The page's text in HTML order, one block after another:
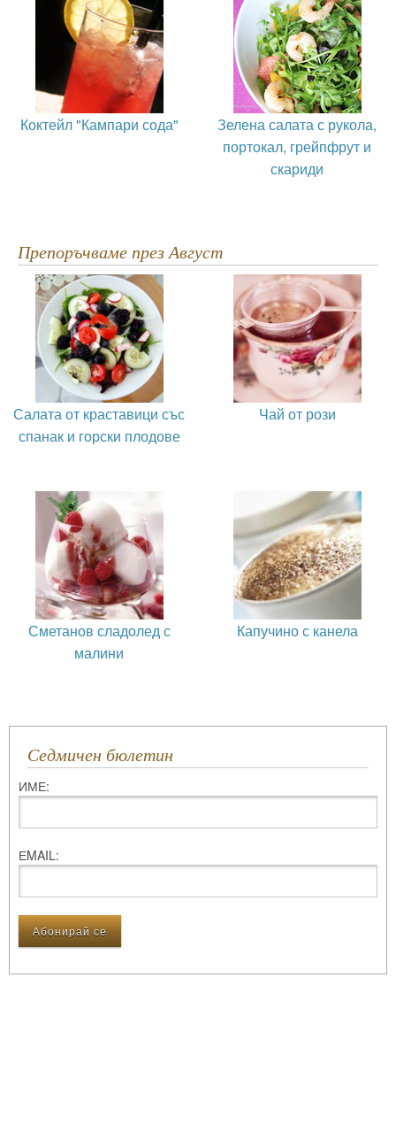
Коктейл "Кампари сода"
Зелена салата с рукола,
портокал, грейпфрут и
скариди
Препоръчваме през Август
Салата от краставици със
спанак и горски плодове
Чай от рози
Сметанов сладолед с
малини
Капучино с канела
Седмичен бюлетин
ИМЕ:
ЕMAIL: